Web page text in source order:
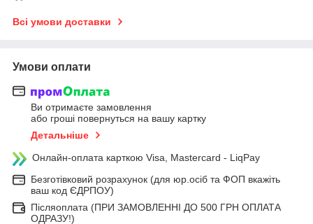
Всі умови доставки
Умови оплати
Ви отримаєте замовлення
або гроші повернуться на вашу картку
Детальніше
Онлайн-оплата карткою Visa, Mastercard - LiqPay
Безготівковий розрахунок (для юр.осіб та ФОП вкажіть
ваш код ЄДРПОУ)
Післяоплата (ПРИ ЗАМОВЛЕННІ ДО 500 ГРН ОПЛАТА
ОДРАЗУ!)